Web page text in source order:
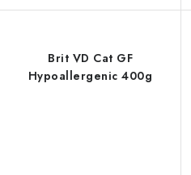
Brit VD Cat GF
Hypoallergenic 400g